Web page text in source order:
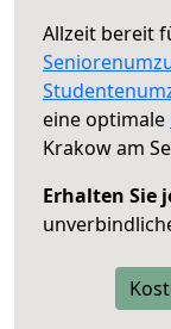
Allzeit bereit
eine optimale
Krakow am
Erhalten Sie